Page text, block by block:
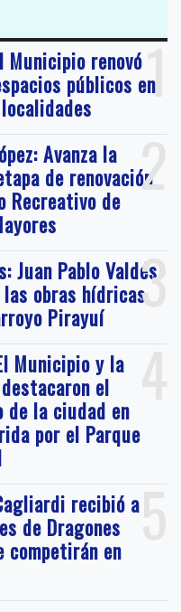
1
Municipio renovó
públicos en
2
Avanza la
de renovación
Recreativo de
3
Juan Pablo Valdés
obras hídricas
Pirayuí
4
Municipio y la
el
de la ciudad en
por el Parque
5
recibió a
de Dragones
competirán en